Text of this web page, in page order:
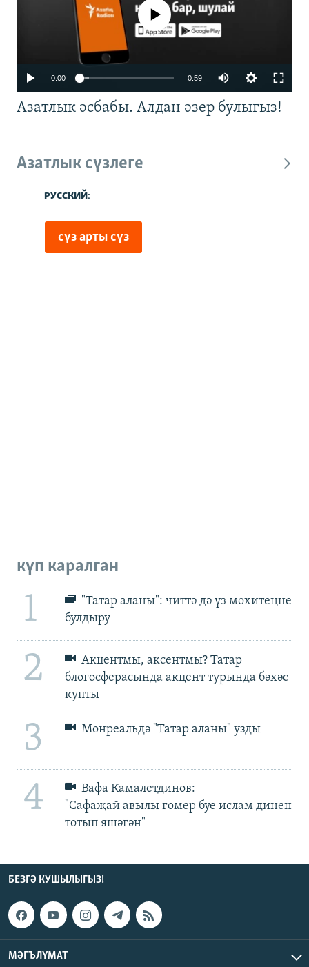
No media source currently available
0:00 0:59
Азатлык әсбабы. Алдан әзер булыгыз!
Азатлык сүзлеге
күп каралган
1
"Татар аланы": читтә дә үз мохитеңне
булдыру
2
Акцентмы, аксентмы? Татар
блогосферасында акцент турында бәхәс
купты
3 Монреальдә "Татар аланы" узды
4
Вафа Камалетдинов:
"Сафаҗай авылы гомер буе ислам динен
тотып яшәгән"
БЕЗГӘ КУШЫЛЫГЫЗ!
МӘГЪЛҮМАТ